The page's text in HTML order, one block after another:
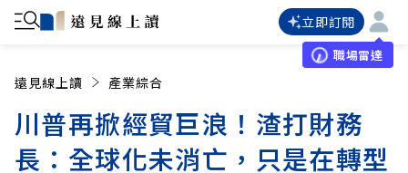
立即訂閱
職場雷達
遠見線上讀 產業綜合
川普再掀經貿巨浪！渣打財務
長：全球化未消亡，只是在轉型